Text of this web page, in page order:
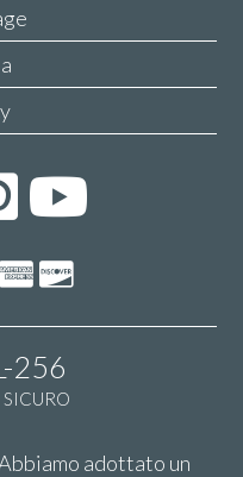
256
SICURO
adottato un